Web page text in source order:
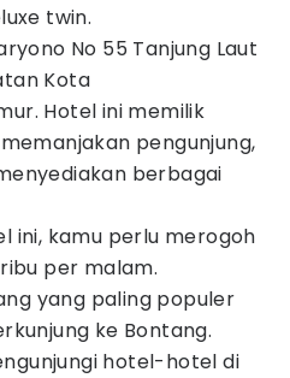
twin.
No 55 Tanjung Laut
Kota
Hotel ini memilik
pengunjung,
berbagai
ini, kamu perlu merogoh
per malam.
yang paling populer
ke Bontang.
hotel-hotel di